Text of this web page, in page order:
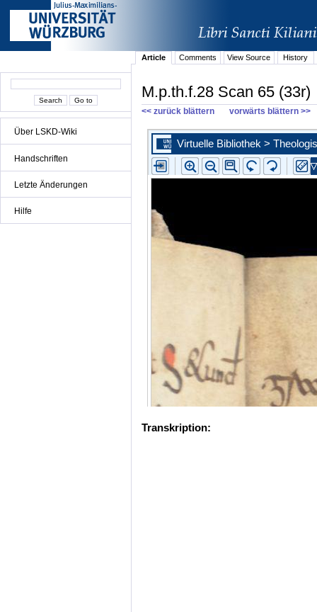
Über LSKD-Wiki
Handschriften
Letzte Änderungen
Hilfe
Article Comments View Source History
M.p.th.f.28 Scan 65 (33r)
<< zurück blättern vorwärts blättern >>
Transkription: